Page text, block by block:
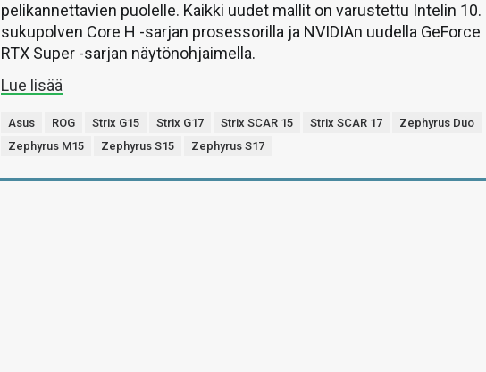
pelikannettavien puolelle. Kaikki uudet mallit on varustettu Intelin 10.
sukupolven Core H -sarjan prosessorilla ja NVIDIAn uudella GeForce
RTX Super -sarjan näytönohjaimella.
Lue lisää
Asus ROG Strix G15 Strix G17 Strix SCAR 15 Strix SCAR 17
Zephyrus Duo
Zephyrus M15
Zephyrus S15 Zephyrus S17